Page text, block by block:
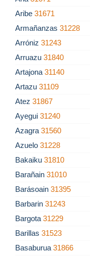
Aribe 31671
Armañanzas 31228
Arróniz 31243
Arruazu 31840
Artajona 31140
Artazu 31109
Atez 31867
Ayegui 31240
Azagra 31560
Azuelo 31228
Bakaiku 31810
Barañain 31010
Barásoain 31395
Barbarin 31243
Bargota 31229
Barillas 31523
Basaburua 31866